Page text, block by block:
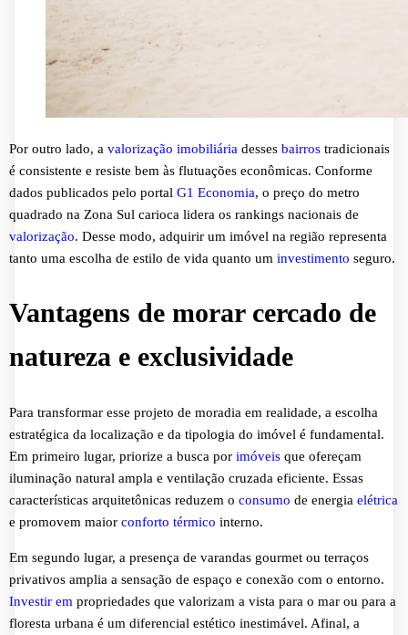
Por outro lado, a valorização imobiliária desses bairros tradicionais
é consistente e resiste bem às flutuações econômicas. Conforme
dados publicados pelo portal G1 Economia, o preço do metro
quadrado na Zona Sul carioca lidera os rankings nacionais de
valorização. Desse modo, adquirir um imóvel na região representa
tanto uma escolha de estilo de vida quanto um investimento seguro.
Vantagens de morar cercado de
natureza e exclusividade
Para transformar esse projeto de moradia em realidade, a escolha
estratégica da localização e da tipologia do imóvel é fundamental.
Em primeiro lugar, priorize a busca por imóveis que ofereçam
iluminação natural ampla e ventilação cruzada eficiente. Essas
características arquitetônicas reduzem o consumo de energia elétrica
e promovem maior conforto térmico interno.
Em segundo lugar, a presença de varandas gourmet ou terraços
privativos amplia a sensação de espaço e conexão com o entorno.
Investir em propriedades que valorizam a vista para o mar ou para a
floresta urbana é um diferencial estético inestimável. Afinal, a